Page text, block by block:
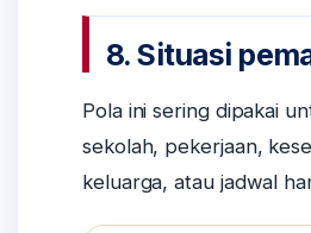
8. Situasi
Pola ini sering dipakai
sekolah, pekerjaan,
keluarga, atau jadwal